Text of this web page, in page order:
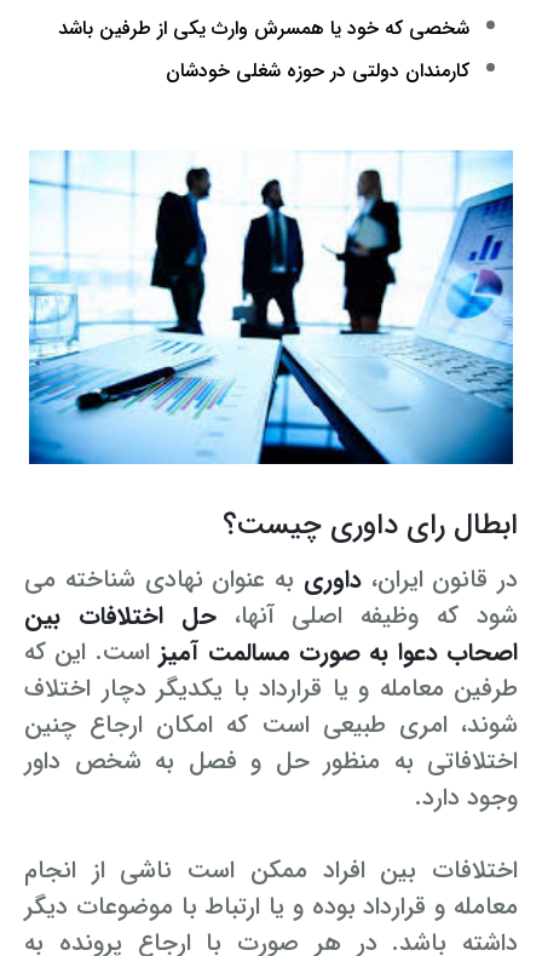
شخصی که خود یا همسرش وارث یکی از طرفین باشد
کارمندان دولتی در حوزه شغلی خودشان
ابطال رای داوری چیست؟
در قانون ایران،داوری به عنوان نهادی شناخته می
شود که وظیفه اصلی آنها،حل اختلافات بین
اصحاب دعوا به صورت مسالمت آمیز است. این که
طرفین معامله و یا قرارداد با یکدیگر دچار اختلاف
شوند، امری طبیعی است که امکان ارجاع چنین
اختلافاتی به منظور حل و فصل به شخص داور
وجود دارد.
اختلافات بین افراد ممکن است ناشی از انجام
معامله و قرارداد بوده و یا ارتباط با موضوعات دیگر
داشته باشد. در هر صورت با ارجاع پرونده به